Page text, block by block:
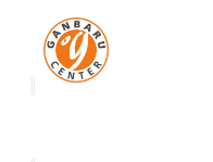
springen